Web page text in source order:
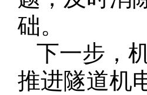
础。
下一步，
推进隧道机